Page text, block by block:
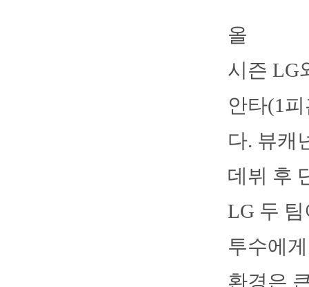
올
시즌 LG
안타(1
다. 뷰캐
데뷔 후
LG 두
투수에
환경은